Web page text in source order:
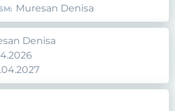
Muresan Denisa
Denisa